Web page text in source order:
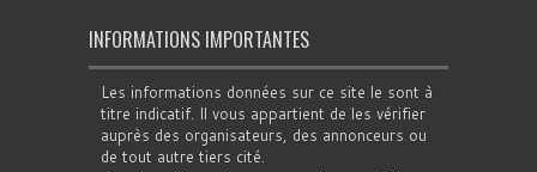
INFORMATIONS IMPORTANTES
Les informations données sur ce site le sont à
titre indicatif. Il vous appartient de les vérifier
auprès des organisateurs, des annonceurs ou
de tout autre tiers cité.